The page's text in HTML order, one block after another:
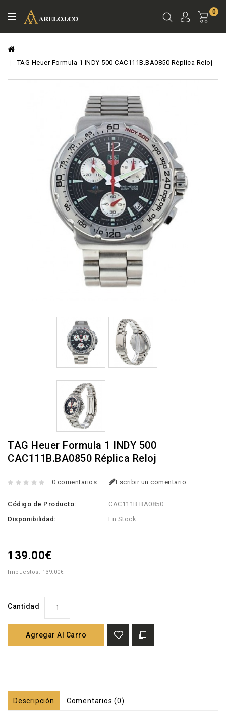
0
TAG Heuer Formula 1 INDY 500 CAC111B.BA0850 Réplica Reloj
TAG Heuer Formula 1 INDY 500
CAC111B.BA0850 Réplica Reloj
0 comentarios Escribir un comentario
Código de Producto:
CAC111B.BA0850
Disponibilidad:
En Stock
139.00€
Impuestos: 139.00€
Cantidad
Agregar Al Carro
Descripción Comentarios (0)